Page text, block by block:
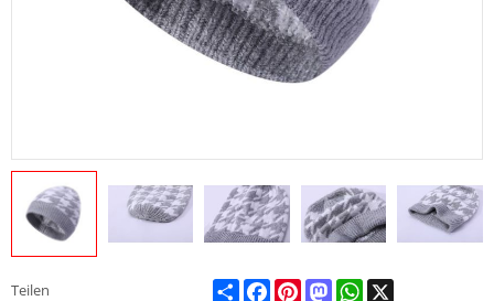
Teilen ShareFacebookPinterestMastodonWhatsApp